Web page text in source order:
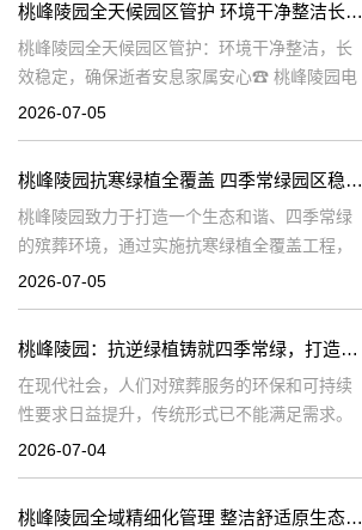
桃峰陵园全天候园区管护 环境干净整洁长效稳定，确保逝者安息家属安心
桃峰陵园全天候园区管护：环境干净整洁，长
效稳定，确保逝者安息家属安心☎ 桃峰陵园电
话:400-838-5063在生命的终点，我们最希望的
2026-07-05
桃峰陵园抗寒绿植全覆盖 四季常绿园区稳定美观：打造生态和谐殡葬环境
桃峰陵园致力于打造一个生态和谐、四季常绿
的殡葬环境，通过实施抗寒绿植全覆盖工程，
不仅提升了园区的美观度，也确保了园区的稳
2026-07-05
桃峰陵园：抗逆绿植铸就四季常绿，打造生态绿色殡葬典范
在现代社会，人们对殡葬服务的环保和可持续
性要求日益提升，传统形式已不能满足需求。
桃峰陵园作为绿色殡葬的先行者，致力于构建
2026-07-04
桃峰陵园全域精细化管理 整洁舒适原生态园区：打造理想安息之选